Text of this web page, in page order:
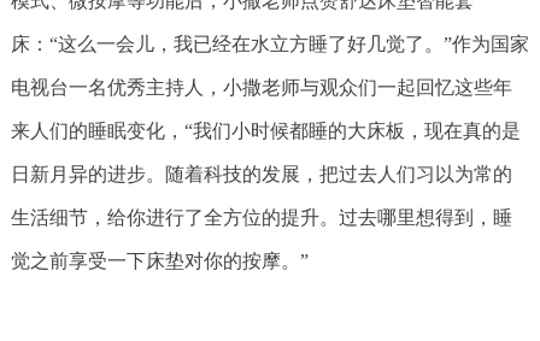
床：“这么一会儿，我已经在水立方睡了好几觉了。”作为国家
电视台一名优秀主持人，小撒老师与观众们一起回忆这些年
来人们的睡眠变化，“我们小时候都睡的大床板，现在真的是
日新月异的进步。随着科技的发展，把过去人们习以为常的
生活细节，给你进行了全方位的提升。过去哪里想得到，睡
觉之前享受一下床垫对你的按摩。”